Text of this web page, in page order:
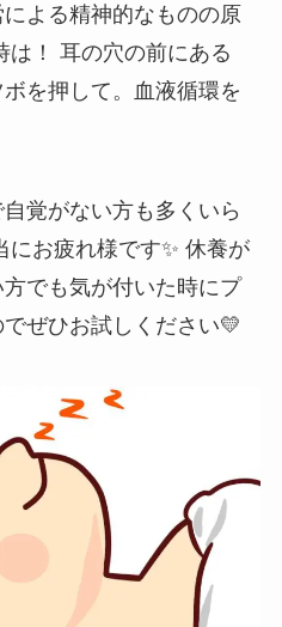
よる精神的なものの原
は！ 耳の穴の前にある
ボを押して。血液循環を
覚がない方も多くいら
にお疲れ様です✨ 休養が
でも気が付いた時にプ
ぜひお試しください💛